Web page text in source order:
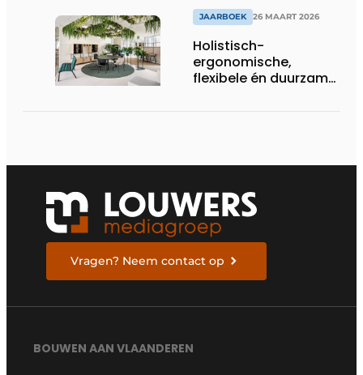
JAARBOEK 26 MAART 2026
Holistisch-
ergonomische,
flexibele én duurzame
Vragen? Neem contact op
BOUWEN AAN VLAANDEREN